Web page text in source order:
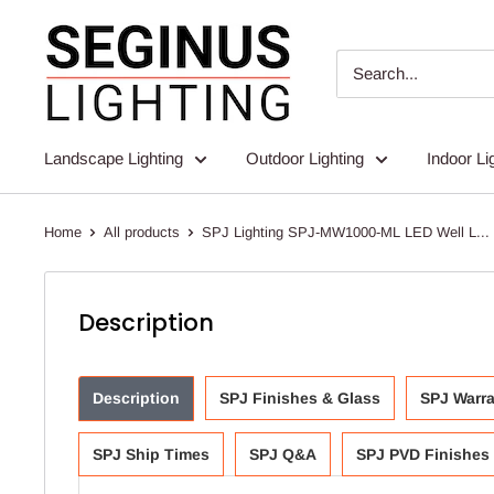
content
Seginus
Lighting
Landscape Lighting Outdoor Lighting Indoor
Home All products SPJ Lighting SPJ-MW1000-ML LED Well L...
Description
Description SPJ Finishes & Glass SPJ
SPJ Ship Times SPJ Q&A SPJ PVD Finishes